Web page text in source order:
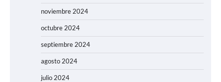
noviembre 2024
octubre 2024
septiembre 2024
agosto 2024
julio 2024